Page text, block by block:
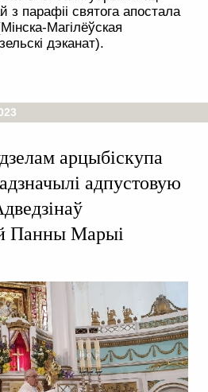
з парафіі святога апостала
Магілёўская
дэканат).
арцыбіскупа
адпустовую
Панны Марыі